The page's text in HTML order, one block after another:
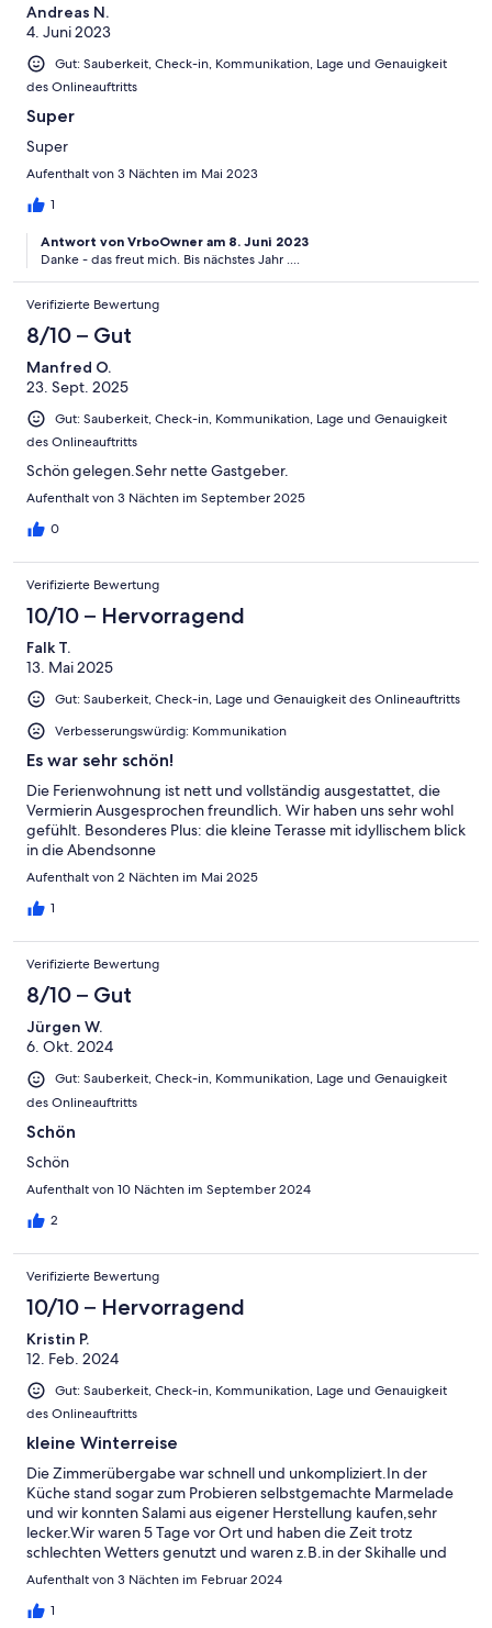
Andreas N.
4. Juni 2023
Gut: Sauberkeit, Check-in, Kommunikation, Lage und Genauigkeit
des Onlineauftritts
Super
Super
Aufenthalt von 3 Nächten im Mai 2023
1
Antwort von VrboOwner am 8. Juni 2023
Danke - das freut mich. Bis nächstes Jahr ....
Verifizierte Bewertung
8/10 – Gut
Manfred O.
23. Sept. 2025
Gut: Sauberkeit, Check-in, Kommunikation, Lage und Genauigkeit
des Onlineauftritts
Schön gelegen.Sehr nette Gastgeber.
Aufenthalt von 3 Nächten im September 2025
0
Verifizierte Bewertung
10/10 – Hervorragend
Falk T.
13. Mai 2025
Gut: Sauberkeit, Check-in, Lage und Genauigkeit des Onlineauftritts
Verbesserungswürdig: Kommunikation
Es war sehr schön!
Die Ferienwohnung ist nett und vollständig ausgestattet, die
Vermierin Ausgesprochen freundlich. Wir haben uns sehr wohl
gefühlt. Besonderes Plus: die kleine Terasse mit idyllischem blick
in die Abendsonne
Aufenthalt von 2 Nächten im Mai 2025
1
Verifizierte Bewertung
8/10 – Gut
Jürgen W.
6. Okt. 2024
Gut: Sauberkeit, Check-in, Kommunikation, Lage und Genauigkeit
des Onlineauftritts
Schön
Schön
Aufenthalt von 10 Nächten im September 2024
2
Verifizierte Bewertung
10/10 – Hervorragend
Kristin P.
12. Feb. 2024
Gut: Sauberkeit, Check-in, Kommunikation, Lage und Genauigkeit
des Onlineauftritts
kleine Winterreise
Die Zimmerübergabe war schnell und unkompliziert.In der
Küche stand sogar zum Probieren selbstgemachte Marmelade
und wir konnten Salami aus eigener Herstellung kaufen,sehr
lecker.Wir waren 5 Tage vor Ort und haben die Zeit trotz
schlechten Wetters genutzt und waren z.B.in der Skihalle und
waren einen Tag in Hamburg.Vor Ort waren wir aufgrund der
Pahlhus geschlossen hatte,aber dafür können die Vermieter
Aufenthalt von 3 Nächten im Februar 2024
1